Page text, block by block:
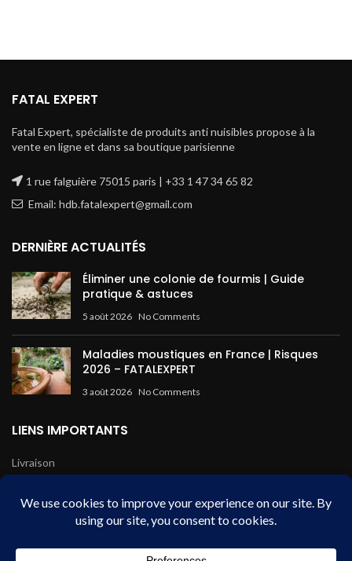
FATAL EXPERT
Fatal Expert, spécialiste de produits anti nuisibles propose à la
vente en ligne et dans sa boutique parisienne
1 rue falguière 75015 paris | +33 1 47 34 65 82
Email: hdb.fatalexpert@gmail.com
DERNIÈRE ACTUALITÉS
Éliminer une colonie de fourmis | Guide
pratique & astuces
5 août 2026 No Comments
Maladies moustiques en France | Risques
2026 – FATALEXPERT
3 août 2026 No Comments
LIENS IMPORTANTS
Livraison
Conditions de vente